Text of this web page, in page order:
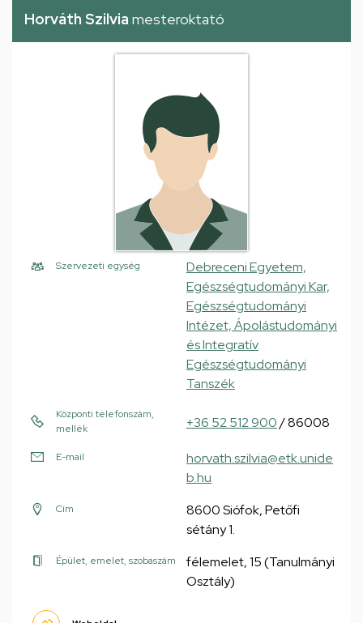
Horváth Szilvia mesteroktató
Szervezeti egység
Debreceni Egyetem,
Egészségtudományi Kar,
Egészségtudományi
Intézet, Ápolástudományi
és Integratív
Egészségtudományi
Tanszék
Központi telefonszám,
mellék
+36 52 512 900/ 86008
E-mail
horvath.szilvia@etk.unide
b.hu
Cím
8600 Siófok, Petőfi
sétány 1.
Épület, emelet, szobaszám
félemelet, 15 (Tanulmányi
Osztály)